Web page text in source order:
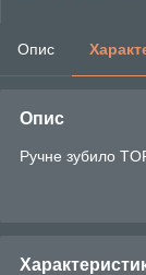
Опис
Опис
Ручне зубило